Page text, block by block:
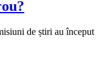
de știri au început